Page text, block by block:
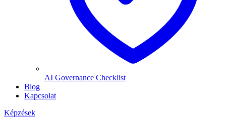
AI Governance Checklist
Blog
Kapcsolat
Képzések